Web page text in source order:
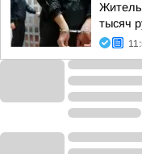
Житель
тысяч